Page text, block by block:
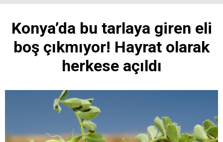
Konya’da bu tarlaya giren eli
boş çıkmıyor! Hayrat olarak
herkese açıldı